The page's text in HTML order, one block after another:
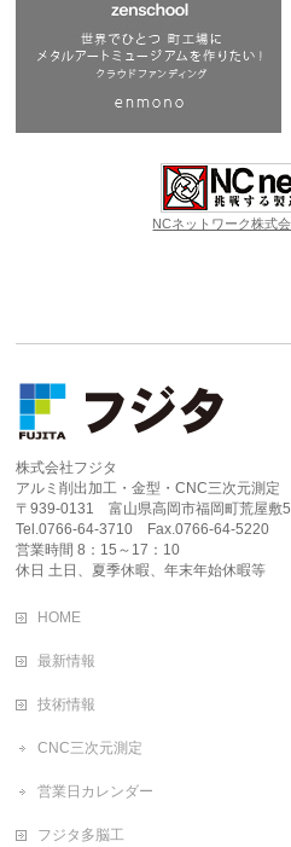
NCネットワーク株式
株式会社フジタ
アルミ削出加工・金型・CNC三次元測定
〒939-0131 富山県高岡市福岡町荒屋敷
Tel.0766-64-3710 Fax.0766-64-5220
営業時間 8：15～17：10
休日 土日、夏季休暇、年末年始休暇等
HOME
最新情報
技術情報
CNC三次元測定
営業日カレンダー
フジタ多脳工